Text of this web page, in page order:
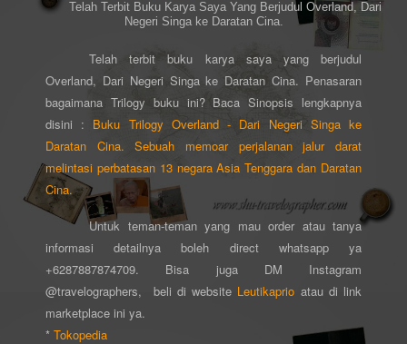
Telah Terbit Buku Karya Saya Yang Berjudul Overland, Dari
Negeri Singa ke Daratan Cina.
Telah terbit buku karya saya yang berjudul
Overland, Dari Negeri Singa ke Daratan Cina. Penasaran
bagaimana Trilogy buku ini? Baca Sinopsis lengkapnya
disini : Buku Trilogy Overland - Dari Negeri Singa ke
Daratan Cina. Sebuah memoar perjalanan jalur darat
melintasi perbatasan 13 negara Asia Tenggara dan Daratan
Cina.
Untuk teman-teman yang mau order atau tanya
informasi detailnya boleh direct whatsapp ya
+6287887874709. Bisa juga DM Instagram
@travelographers, beli di website Leutikaprio atau di link
marketplace ini ya.
* Tokopedia